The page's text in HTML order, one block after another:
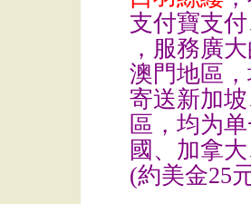
支付寶支
，服務廣
澳門地區
寄送新加
區，均为
國、加拿
(約美金25